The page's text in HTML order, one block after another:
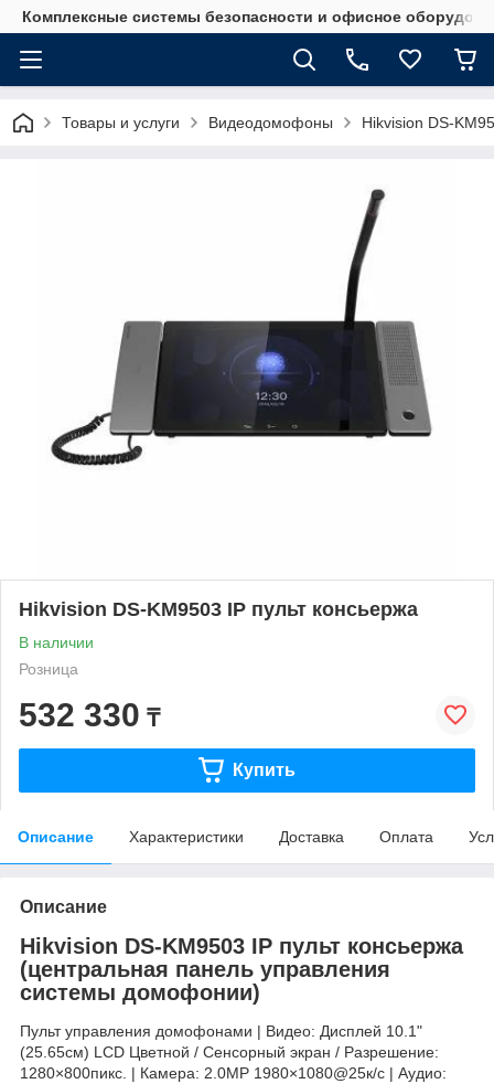
Комплексные системы безопасности и офисное
Товары и услуги Видеодомофоны Hikvision DS-
Hikvision DS-KM9503 IP пульт консьержа
В наличии
Розница
532 330 ₸
Купить
Описание Характеристики Доставка Оплата
Описание
Hikvision DS-KM9503 IP пульт консьержа
(центральная панель управления
системы домофонии)
Пульт управления домофонами | Видео: Дисплей 10.1"
(25.65см) LCD Цветной / Сенсорный экран / Разрешение:
1280×800пикс. | Камера: 2.0МР 1980×1080@25к/с | Аудио: